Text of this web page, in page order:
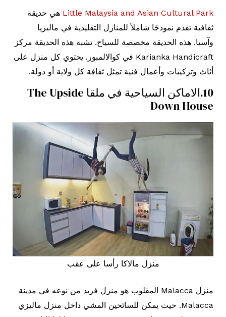
Little Malaysia and Asian Cultural Park هي حديقة
ثقافية تقدم نموذجًا شاملاً للمنازل التقليدية في ماليزيا
وآسيا. هذه الحديقة مخصصة للسياح. تشبه هذه الحديقة مركز
Karianka Handicraft في كوالالمبور. يحتوي كل منزل على
أثاث وتركيبات وأعمال فنية تمثل ثقافة كل ولاية أو دولة.
10.الاماكن السياحية في ملقا The Upside
Down House
منزل مالاكا رأسا على عقب
منزل Malacca المقلوب هو منزل فريد من نوعه في مدينة
Malacca. حيث يمكن للسائحين المشي داخل منزل ماليزي